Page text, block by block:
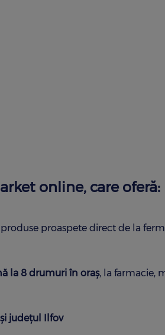
online, care oferă:
proaspete direct de la
la 8 drumuri în oraș, la farmacie,
județul Ilfov